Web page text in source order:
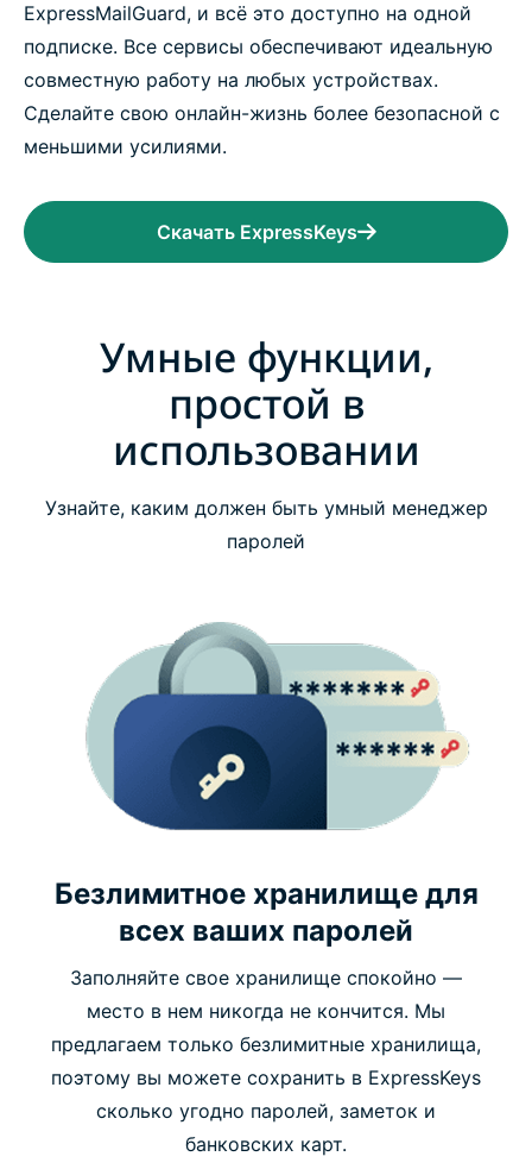
ExpressMailGuard, и всё это доступно на одной
подписке. Все сервисы обеспечивают идеальную
совместную работу на любых устройствах.
Сделайте свою онлайн-жизнь более безопасной с
меньшими усилиями.
Скачать ExpressKeys
Умные функции,
простой в
использовании
Узнайте, каким должен быть умный менеджер
паролей
Безлимитное хранилище для
всех ваших паролей
Заполняйте свое хранилище спокойно —
место в нем никогда не кончится. Мы
предлагаем только безлимитные хранилища,
поэтому вы можете сохранить в ExpressKeys
сколько угодно паролей, заметок и
банковских карт.